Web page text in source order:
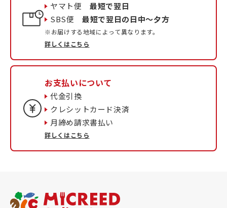
ヤマト便最短で翌日
SBS便最短で翌日の日中〜夕方
※お届けする地域によって異なります。
詳しくはこちら
お支払いについて
代金引換
クレシットカード決済
月締め請求書払い
詳しくはこちら